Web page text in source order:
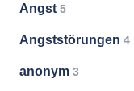
Angst 5
Angststörungen 4
anonym 3